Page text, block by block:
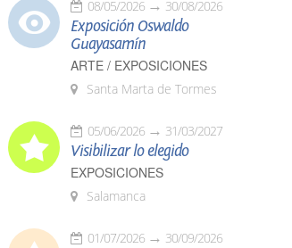
08/05/2026 30/08/2026
Exposición Oswaldo
Guayasamín
ARTE / EXPOSICIONES
Santa Marta de Tormes
05/06/2026 31/03/2027
Visibilizar lo elegido
EXPOSICIONES
Salamanca
01/07/2026 30/09/2026